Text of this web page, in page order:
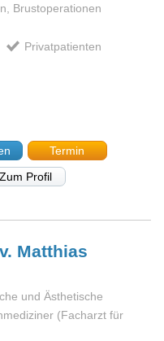
Brustoperationen
Privatpatienten
Termin
Zum Profil
Matthias
und Ästhetische
(Facharzt für